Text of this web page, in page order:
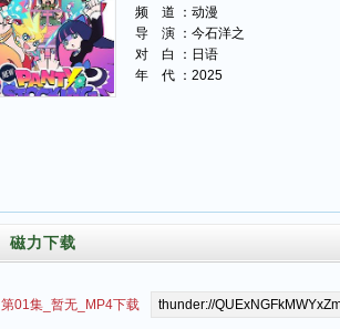
频 道 ：动漫
导 演 ：今石洋之
对 白 ：日语
年 代 ：2025
磁力下载
第01集_暂无_MP4下载